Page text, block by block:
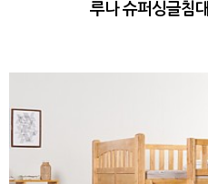
루나 슈퍼싱글침